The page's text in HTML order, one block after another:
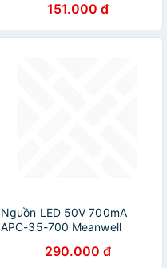
151.000 đ
Nguồn LED 50V 700mA
APC-35-700 Meanwell
290.000 đ